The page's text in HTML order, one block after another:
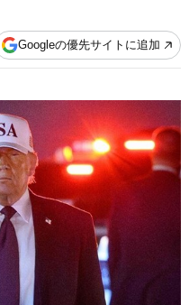
Googleの優先サイトに追加